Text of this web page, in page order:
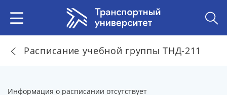
Расписание учебной группы ТНД-211
Информация о расписании отсутствует